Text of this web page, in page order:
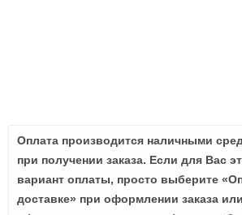
Оплата производится наличными
при получении заказа. Если для Вас
вариант оплаты, просто выберите
доставке» при оформлении заказа